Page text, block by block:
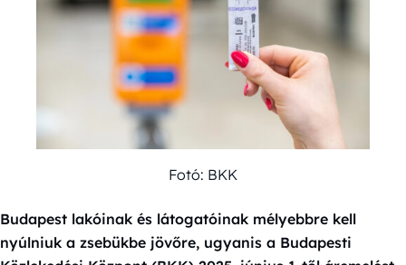
Fotó: BKK
Budapest lakóinak és látogatóinak mélyebbre kell
nyúlniuk a zsebükbe jövőre, ugyanis a Budapesti